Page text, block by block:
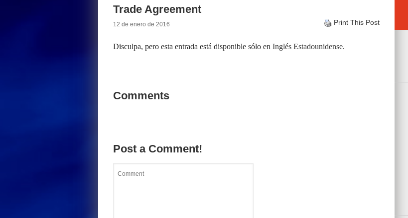
Trade Agreement
12 de enero de 2016 Print This Post
Disculpa, pero esta entrada está disponible sólo en Inglés Estadounidense.
Comments
Post a Comment!